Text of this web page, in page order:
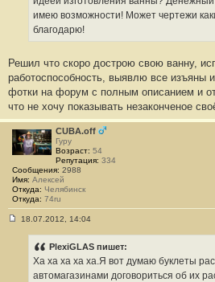
имею возможности! Может чертежи
благодарю!
Решил что скоро дострою свою ванну,
работоспособность, выявлю все изъяны
фотки на форум с полным описанием и
что не хочу показывать незаконченое
CUBA.off
Гуру
Возраст: 54
Репутация: 334
Сообщения: 2988
Имя: Алексей
Откуда: Челябинск
Откуда: 74ru
18.07.2012, 14:04
PlexiGLAS пишет:
Ха ха ха ха ха.Я вот думаю буклеты
автомагазинами договориться об их